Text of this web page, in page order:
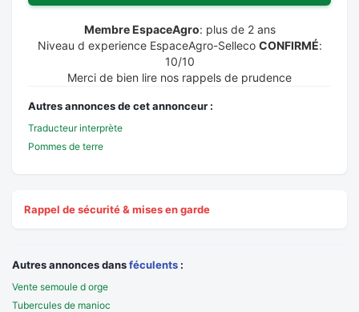
Membre EspaceAgro: plus de 2 ans
Niveau d experience EspaceAgro-Selleco CONFIRMÉ:
10/10
Merci de bien lire nos rappels de prudence
Autres annonces de cet annonceur :
Traducteur interprète
Pommes de terre
Rappel de sécurité & mises en garde
Autres annonces dansféculents :
Vente semoule d orge
Tubercules de manioc